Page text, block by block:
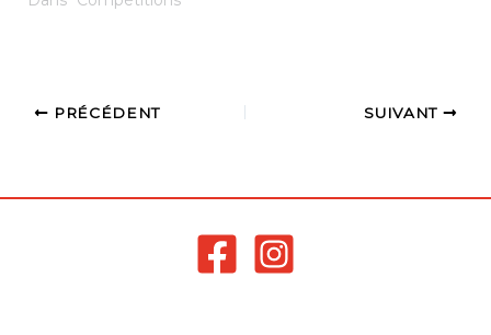
PRÉCÉDENT SUIVANT